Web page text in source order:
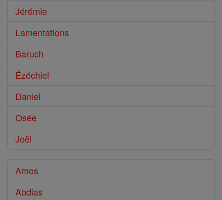
Jérémie
Lamentations
Baruch
Ézéchiel
Daniel
Osée
Joël
Amos
Abdias